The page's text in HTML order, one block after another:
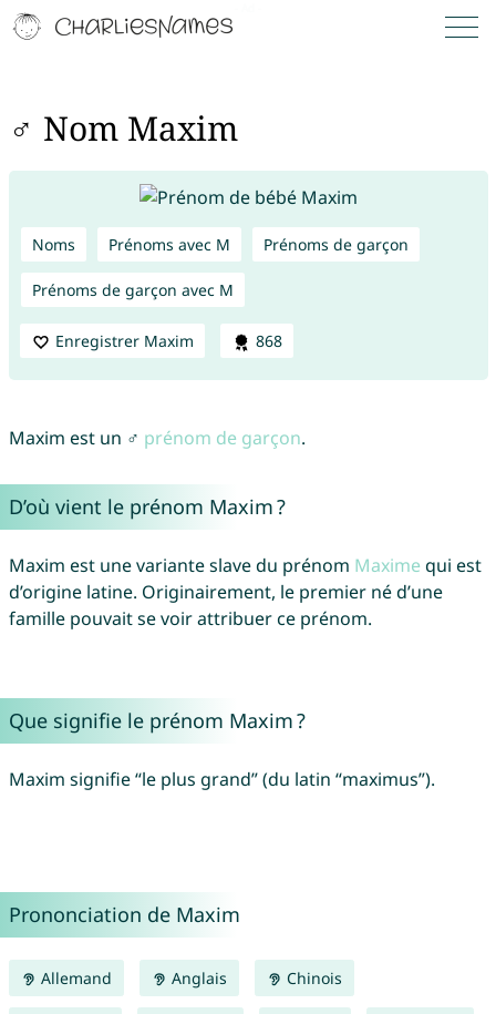
♂ Nom Maxim
Noms Prénoms avec M Prénoms de garçon
Prénoms de garçon avec M
Enregistrer Maxim 868
Maxim est un ♂ prénom de garçon.
D’où vient le prénom Maxim ?
Maxim est une variante slave du prénom Maxime qui est
d’origine latine. Originairement, le premier né d’une
famille pouvait se voir attribuer ce prénom.
Que signifie le prénom Maxim ?
Maxim signifie “le plus grand” (du latin “maximus”).
Prononciation de Maxim
Allemand Anglais Chinois